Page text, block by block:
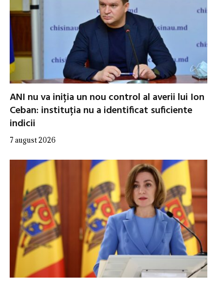
ANI nu va iniția un nou control al averii lui Ion
Ceban: instituția nu a identificat suficiente
indicii
7 august 2026